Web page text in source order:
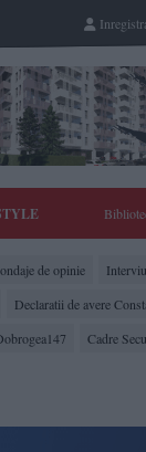
de opinie
Declaratii de avere
Cadre